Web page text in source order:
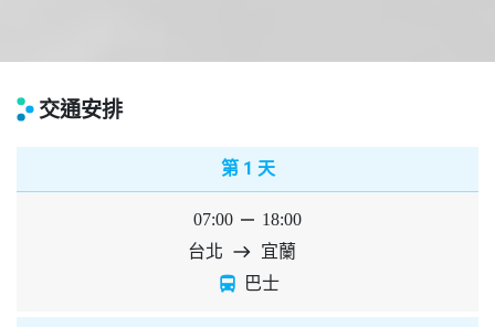
交通安排
第 1 天
07:00 horizontal_rule 18:00
台北 east 宜蘭
directions_bus 巴士